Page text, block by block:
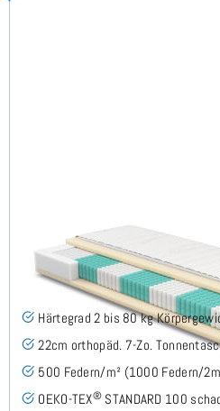
SERA H2 (TENCEL™ Lyocell)
Härtegrad 2 bis 80 kg
22cm orthopäd. 7-Zo.
500 Federn/m² (1000 Federn/
OEKO-TEX® STANDARD 100